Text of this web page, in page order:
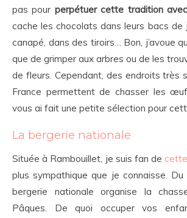
pas pour perpétuer cette tradition
cache les chocolats dans leurs bacs de
canapé, dans des tiroirs… Bon, j’avoue
que de grimper aux arbres ou de les
de fleurs. Cependant, des endroits très
France permettent de chasser les
vous ai fait une petite sélection pour
La bergerie nationale
Située à Rambouillet, je suis fan de
plus sympathique que je connaisse.
bergerie nationale organise la
Pâques. De quoi occuper vos